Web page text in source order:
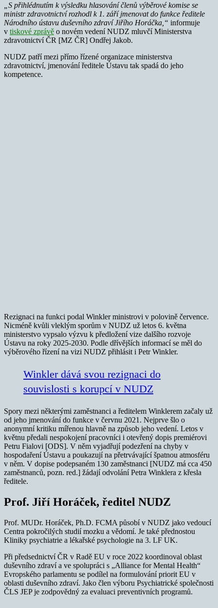
„S přihlédnutím k výsledku hlasování členů výběrové komise se
ministr zdravotnictví rozhodl k 1. září jmenovat do funkce ředitele
Národního ústavu duševního zdraví Jiřího Horáčka,“ informuje
v tiskové zprávě o novém vedení NUDZ mluvčí Ministerstva
zdravotnictví ČR [MZ ČR] Ondřej Jakob.
NUDZ patří mezi přímo řízené organizace ministerstva
zdravotnictví, jmenování ředitele Ústavu tak spadá do jeho
kompetence.
Rezignaci na funkci podal Winkler ministrovi v polovině července.
Nicméně kvůli vleklým sporům v NUDZ už letos 6. května
ministerstvo vypsalo výzvu k předložení vize dalšího rozvoje
Ústavu na roky 2025-2030. Podle dřívějších informací se měl do
výběrového řízení na vizi NUDZ přihlásit i Petr Winkler.
Winkler dává svou rezignaci do
souvislosti s korupcí v NUDZ
Spory mezi některými zaměstnanci a ředitelem Winklerem začaly už
od jeho jmenování do funkce v červnu 2021. Nejprve šlo o
anonymní kritiku mířenou hlavně na způsob jeho vedení. Letos v
květnu předali nespokojení pracovníci i otevřený dopis premiérovi
Petru Fialovi [ODS]. V něm vyjadřují podezření na chyby v
hospodaření Ústavu a poukazují na přetrvávající špatnou atmosféru
v něm. V dopise podepsaném 130 zaměstnanci [NUDZ má cca 450
zaměstnanců, pozn. red.] žádají odvolání Petra Winklera z křesla
ředitele.
Prof. Jiří Horáček, ředitel NUDZ
Prof. MUDr. Horáček, Ph.D. FCMA působí v NUDZ jako vedoucí
Centra pokročilých studií mozku a vědomí. Je také přednostou
Kliniky psychiatrie a lékařské psychologie na 3. LF UK.
Při předsednictví ČR v Radě EU v roce 2022 koordinoval oblast
duševního zdraví a ve spolupráci s „Alliance for Mental Health“
Evropského parlamentu se podílel na formulování priorit EU v
oblasti duševního zdraví. Jako člen výboru Psychiatrické společnosti
ČLS JEP je zodpovědný za evaluaci preventivních programů.